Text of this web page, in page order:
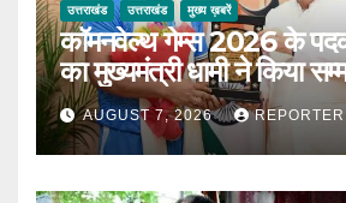
उत्तराखंड उत्तराखंड मुख्य ख़बरें
कॉमनवेल्थ गेम्स 2026 के
का मुख्यमंत्री धामी ने किया
AUGUST 7, 2026 REPORTER